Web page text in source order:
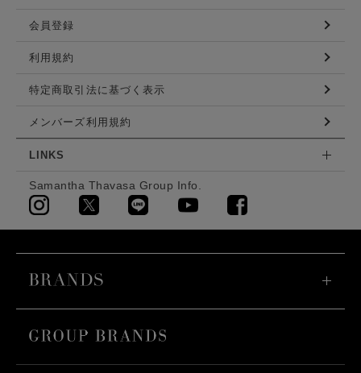
会員登録
利用規約
特定商取引法に基づく表示
メンバーズ利用規約
LINKS
Samantha Thavasa Group Info.